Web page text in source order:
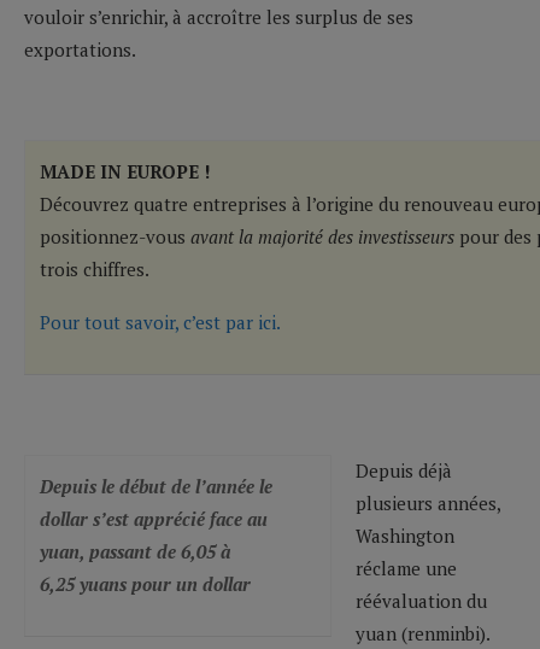
vouloir s’enrichir, à accroître les surplus de ses
exportations.
MADE IN EUROPE !
Découvrez quatre entreprises à l’origine du renouveau
positionnez-vous avant la majorité des investisseurs pour des
trois chiffres.
Pour tout savoir, c’est par ici.
Depuis le début de l’année le
dollar s’est apprécié face au
yuan, passant de 6,05 à
6,25 yuans pour un dollar
Depuis déjà
plusieurs années,
Washington
réclame une
réévaluation du
yuan (renminbi).